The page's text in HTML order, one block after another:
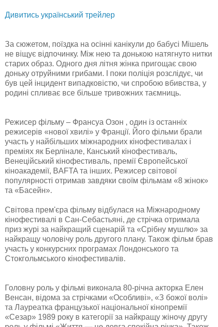
Дивитись український трейлер
За сюжетом, поїздка на осінні канікули до бабусі Мішель
не віщує відпочинку. Між нею та донькою натягнуто нитки
старих образ. Одного дня літня жінка пригощає свою
доньку отруйними грибами. І поки поліція розслідує, чи
був цей інцидент випадковістю, чи спробою вбивства, у
родині спливає все більше тривожних таємниць.
Режисер фільму – Франсуа Озон , один із останніх
режисерів «нової хвилі» у Франції. Його фільми брали
участь у найбільших міжнародних кінофестивалах і
преміях як Берлінале, Канський кінофестиваль,
Венеційський кінофестиваль, премії Європейської
кіноакадемії, BAFTA та інших. Режисер світової
популярності отримав завдяки своїм фільмам «8 жінок»
та «Басейн».
Світова прем'єра фільму відбулася на Міжнародному
кінофестивалі в Сан-Себастьяні, де стрічка отримала
приз журі за найкращий сценарій та «Срібну мушлю» за
найкращу чоловічу роль другого плану. Також фільм брав
участь у конкурсних програмах Лондонського та
Стокгольмського кінофестивалів.
Головну роль у фільмі виконала 80-річна акторка Елен
Венсан, відома за стрічками «Особливі», «З божої волі»
та Лауреатка французької національної кінопремії
«Сезар» 1989 року в категорії за найкращу жіночу другу